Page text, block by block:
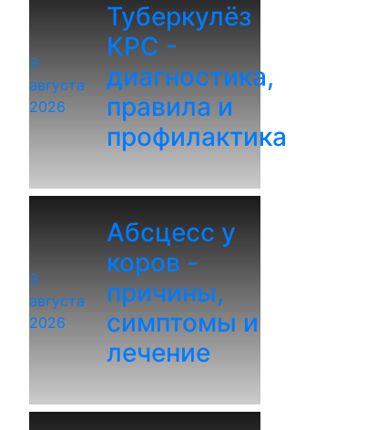
3
августа
2026
Туберкулёз
КРС -
диагностика,
правила и
профилактика
3
августа
2026
Абсцесс у
коров -
причины,
симптомы и
лечение